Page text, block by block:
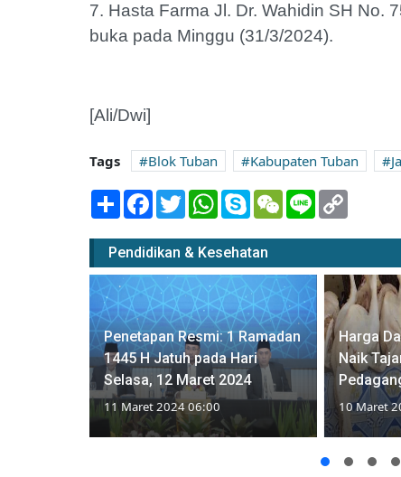
7. Hasta Farma Jl. Dr. Wahidin SH No.
buka pada Minggu (31/3/2024).
[Ali/Dwi]
Tags Blok Tuban Kabupaten Tuban
Share Facebook
TwitterWhatsApp
SkypeWeChatLine
Pendidikan & Kesehatan
Penetapan Resmi: 1 Ramadan
1445 H Jatuh pada Hari
Selasa, 12 Maret 2024
11 Maret 2024 06:00
Harga
Naik
10 Maret